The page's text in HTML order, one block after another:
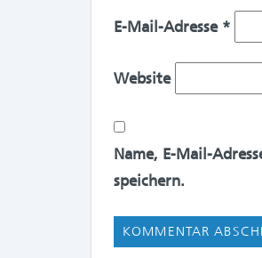
E-Mail-Adresse *
Website
Name, E-Mail-
speichern.